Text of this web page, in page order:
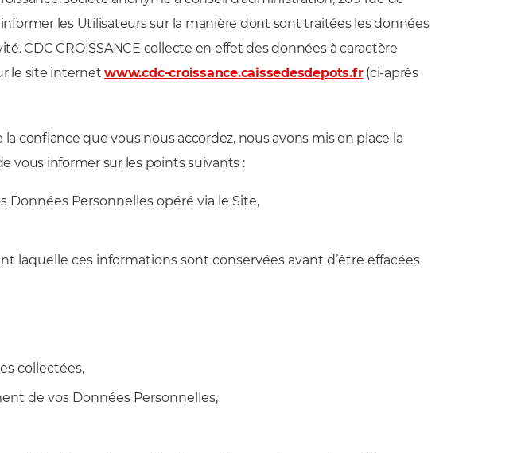
les Utilisateurs sur la manière dont sont traitées les données
CDC CROISSANCE collecte en effet des données à caractère
le site internetwww.cdc-croissance.caissedesdepots.fr(ci-après
confiance que vous nous accordez, nous avons mis en place la
vous informer sur les points suivants :
Données Personnelles opéré via le Site,
laquelle ces informations sont conservées avant d’être effacées
collectées,
de vos Données Personnelles,